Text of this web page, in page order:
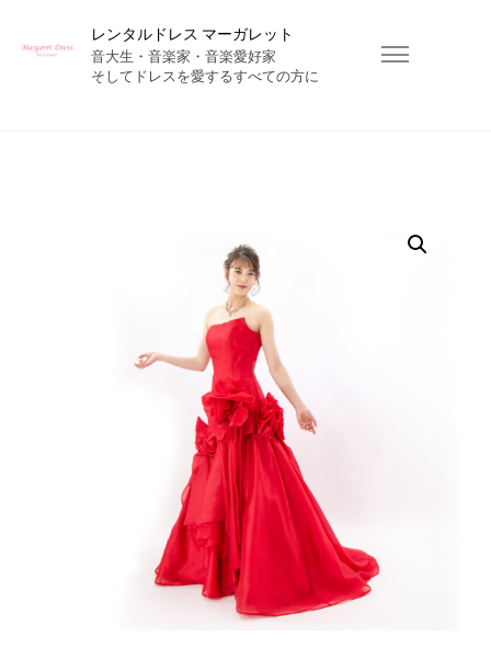
レンタルドレス マーガレット
音大生・音楽家・音楽愛好家